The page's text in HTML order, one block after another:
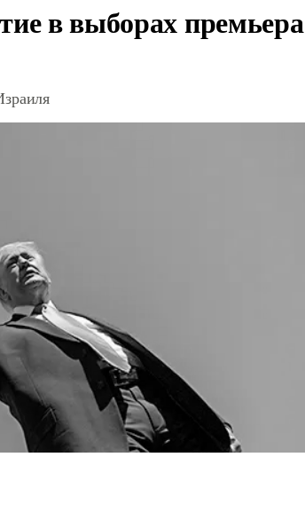
в выборах премьера